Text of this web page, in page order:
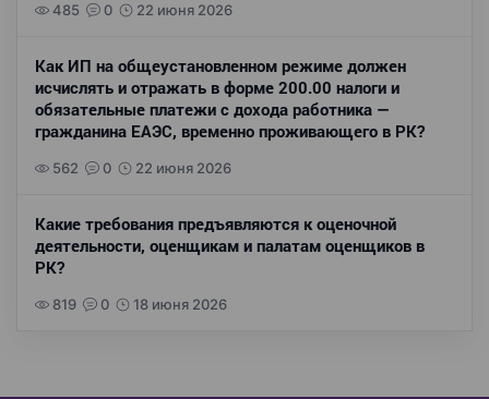
485 0 22 июня 2026
Как ИП на общеустановленном режиме должен
исчислять и отражать в форме 200.00 налоги и
обязательные платежи с дохода работника —
гражданина ЕАЭС, временно проживающего в РК?
562 0 22 июня 2026
Какие требования предъявляются к оценочной
деятельности, оценщикам и палатам оценщиков в
РК?
819 0 18 июня 2026